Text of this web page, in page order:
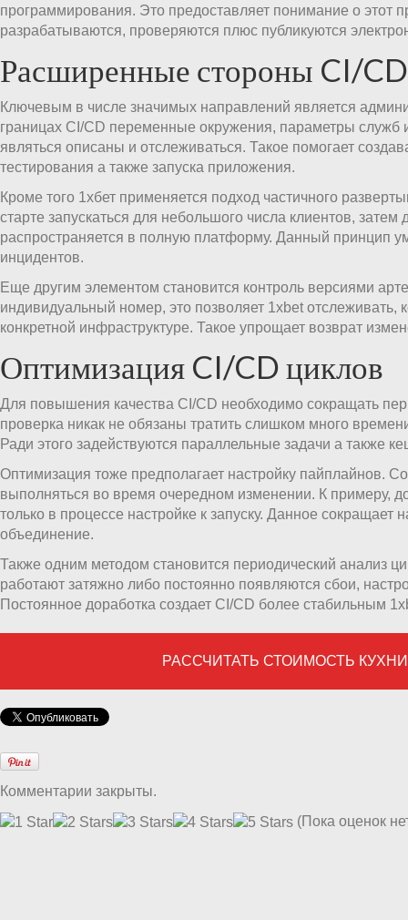
программирования. Это предоставляет понимание о этот
разрабатываются, проверяются плюс публикуются
Расширенные стороны CI/CD
Ключевым в числе значимых направлений является
границах CI/CD переменные окружения, параметры служб
являться описаны и отслеживаться. Такое помогает
тестирования а также запуска приложения.
Кроме того 1хбет применяется подход частичного
старте запускаться для небольшого числа клиентов, затем
распространяется в полную платформу. Данный принцип
инцидентов.
Еще другим элементом становится контроль версиями
индивидуальный номер, это позволяет 1xbet отслеживать,
конкретной инфраструктуре. Такое упрощает возврат
Оптимизация CI/CD циклов
Для повышения качества CI/CD необходимо сокращать
проверка никак не обязаны тратить слишком много
Ради этого задействуются параллельные задачи а также
Оптимизация тоже предполагает настройку пайплайнов.
выполняться во время очередном изменении. К примеру,
только в процессе настройке к запуску. Данное сокращает
объединение.
Также одним методом становится периодический анализ
работают затяжно либо постоянно появляются сбои,
Постоянное доработка создает CI/CD более стабильным
РАССЧИТАТЬ СТОИМОСТЬ
Комментарии закрыты.
(Пока оценок